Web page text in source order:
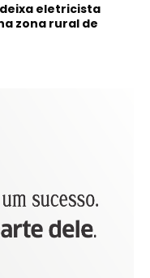
eletricista
zona rural de